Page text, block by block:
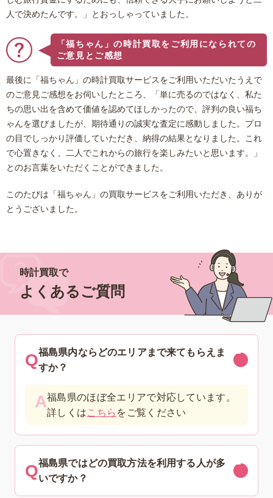
人で決めたんです。」とおっしゃっていました。
「福ちゃん」の時計買取をご利用になられての
ご意見とご感想
最後に「福ちゃん」の時計買取サービスをご利用いただいたうえで
のご意見ご感想をお伺いしたところ、「単に売るのではなく、私た
ちの思い出を含めて価値を認めてほしかったので、評判の良い福ち
ゃんを選びましたが、期待通りの誠実な査定に感動しました。プロ
の目でしっかり評価していただき、納得の結果となりました。これ
で心置きなく、二人でこれからの旅行を楽しみたいと思います。」
とのお言葉をいただくことができました。
このたびは「福ちゃん」の買取サービスをご利用いただき、ありが
とうございました。
時計買取で
よくあるご質問
福島県内ならどのエリアまで来てもらえま
すか？
福島県のほぼ全エリアで対応しています。
詳しくはこちら をご覧ください
福島県ではどの買取方法を利用する人が多
いですか？